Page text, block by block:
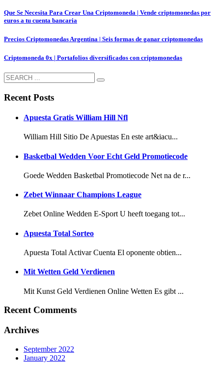
Que Se Necesita Para Crear Una Criptomoneda | Vende criptomonedas por
euros a tu cuenta bancaria
Precios Criptomonedas Argentina | Seis formas de ganar criptomonedas
Criptomoneda 0x | Portafolios diversificados con criptomonedas
Recent Posts
Apuesta Gratis William Hill Nfl
William Hill Sitio De Apuestas En este art&iacu...
Basketbal Wedden Voor Echt Geld Promotiecode
Goede Wedden Basketbal Promotiecode Net na de r...
Zebet Winnaar Champions League
Zebet Online Wedden E-Sport U heeft toegang tot...
Apuesta Total Sorteo
Apuesta Total Activar Cuenta El oponente obtien...
Mit Wetten Geld Verdienen
Mit Kunst Geld Verdienen Online Wetten Es gibt ...
Recent Comments
Archives
September 2022
January 2022